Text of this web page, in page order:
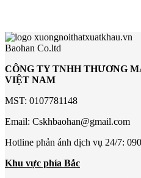
Baohan Co.ltd
CÔNG TY TNHH THƯƠNG
VIỆT NAM
MST: 0107781148
Email: Cskhbaohan@gmail.com
Hotline phản ánh dịch vụ 24/7:
Khu vực phía Bắc